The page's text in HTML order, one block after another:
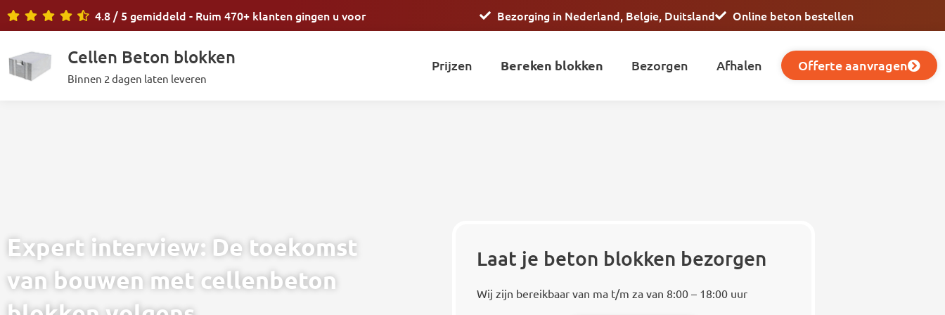
Ga
naar
inhoud
4.8 / 5 gemiddeld - Ruim 470+ klanten gingen u voor Bezorging in Nederland, Belgie, Duitsland Online beton bestellen
Cellen Beton blokken
Binnen 2 dagen laten leveren
Prijzen Bereken blokken Bezorgen Afhalen Offerte aanvragen
Expert interview: De toekomst
van bouwen met cellenbeton
Laat je beton blokken bezorgen
Wij zijn bereikbaar van ma t/m za van 8:00 – 18:00 uur